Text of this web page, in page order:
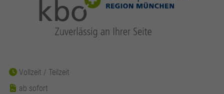
Vollzeit
Teilzeit
ab sofort